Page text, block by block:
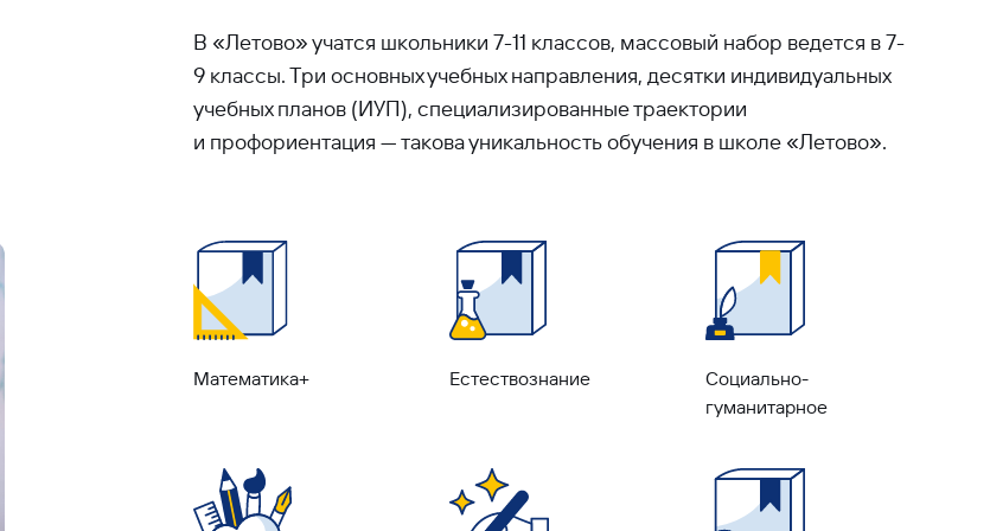
В «Летово» учатся школьники 7-11 классов, массовый набор ведется в 7-
9 классы. Три основных учебных направления, десятки индивидуальных
учебных планов (ИУП), специализированные траектории
и профориентация — такова уникальность обучения в школе «Летово».
Математика+ Естествознание
Социально-
гуманитарное